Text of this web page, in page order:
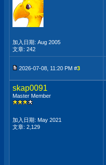
加入日期: Aug 2005
文章: 242
2026-07-08, 11:20 PM #3
skap0091
Master Member
加入日期: May 2021
文章: 2,129